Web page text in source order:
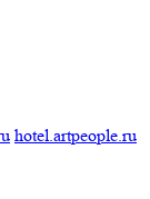
hotel.artpeople.ru